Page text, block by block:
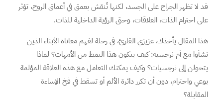
قد لا تظهر الجراح على الجسد، لكنها تُنقش بعمق في أعماق الروح، تؤثر
على احترام الذات، العلاقات، وحتى الرؤية الداخلية للذات.
هذا المقال يأخذك، عزيزي القارئ، في رحلة لفهم معاناة الأبناء الذين
نشأوا مع أم نرجسية: كيف يتكون هذا النمط من الأمهات؟ لماذا
يتحولن إلى نرجسيات؟ وكيف يمكنك التعامل مع هذه العلاقة المؤلمة
بوعي واحترام، دون أن تكرر دائرة الألم أو تسقط في فخ الإساءة
المقابلة؟